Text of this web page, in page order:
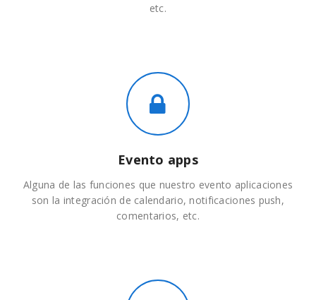
etc.
Evento apps
Alguna de las funciones que nuestro evento aplicaciones
son la integración de calendario, notificaciones push,
comentarios, etc.